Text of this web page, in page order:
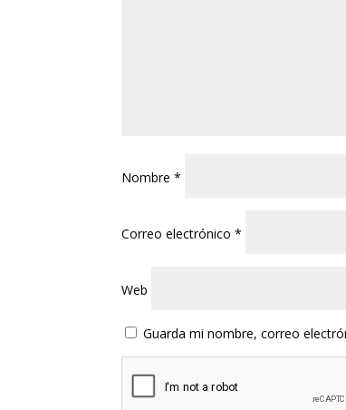
Nombre*
Correo electrónico*
Web
Guarda mi nombre, correo